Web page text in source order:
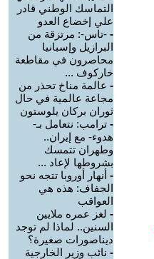
التماسك الوطني قادر
علي إخضاع العدو
- -تاس-: مرتزقة من
البرازيل وإسبانيا
محاصرون في مقاطعة
خاركوف ...
- عالمة مناخ تحذر من
مجاعة عالمية في حال
ثوران بركان يلوستون
- ترامب: نتعامل بـ-
هدوء- مع إيران..
وطهران تتمسك
بشروطها لإعاد ...
- أنهار أوروبا تتجه نحو
الجفاف: هذه هي
العواقب
- لغز عمره ملايين
السنين.. لماذا لم توجد
ديناصورات صغيرة؟
- نائب وزير الخارجية